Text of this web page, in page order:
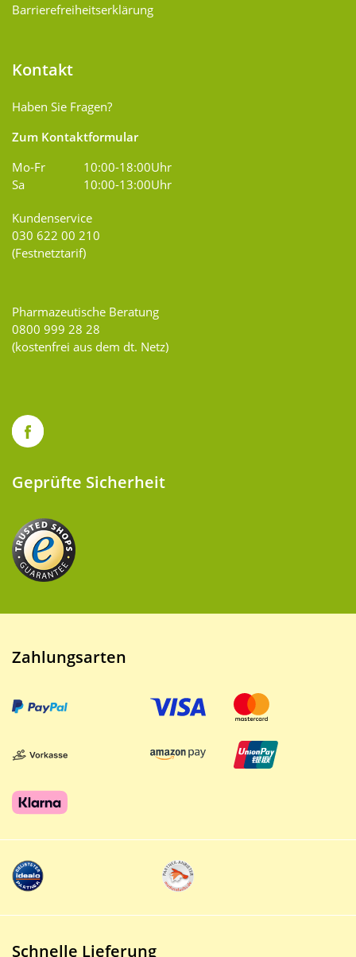
Barrierefreiheitserklärung
Kontakt
Haben Sie Fragen?
Zum Kontaktformular
Mo-Fr
10:00-18:00Uhr
Sa
10:00-13:00Uhr
Kundenservice
030 622 00 210
(Festnetztarif)
Pharmazeutische Beratung
0800 999 28 28
(kostenfrei aus dem dt. Netz)
Geprüfte Sicherheit
Zahlungsarten
Schnelle Lieferung